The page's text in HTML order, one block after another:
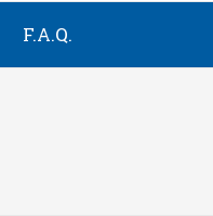
F.A.Q.